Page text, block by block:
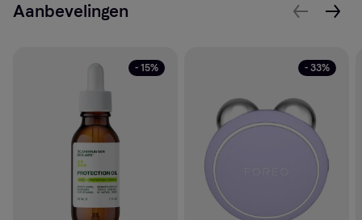
Aanbevelingen
- 15% - 33%